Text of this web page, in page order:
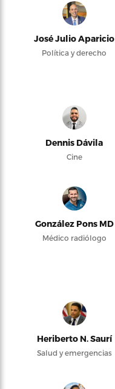
José Julio Aparicio
Política y derecho
Dennis Dávila
Cine
González Pons MD
Médico radiólogo
Heriberto N. Saurí
Salud y emergencias